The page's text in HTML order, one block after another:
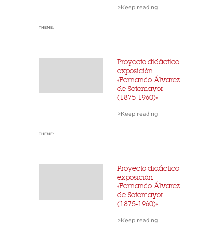
>Keep reading
THEME:
Proyecto didáctico
exposición
«Fernando Álvarez
de Sotomayor
(1875-1960)»
>Keep reading
THEME:
Proyecto didáctico
exposición
«Fernando Álvarez
de Sotomayor
(1875-1960)»
>Keep reading